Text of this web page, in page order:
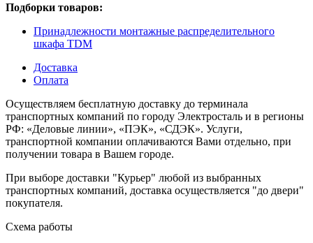
Подборки товаров:
Принадлежности монтажные распределительного
шкафа TDM
Доставка
Оплата
Осуществляем бесплатную доставку до терминала
транспортных компаний по городу Электросталь и в регионы
РФ: «Деловые линии», «ПЭК», «СДЭК». Услуги,
транспортной компании оплачиваются Вами отдельно, при
получении товара в Вашем городе.
При выборе доставки "Курьер" любой из выбранных
транспортных компаний, доставка осуществляется "до двери"
покупателя.
Схема работы